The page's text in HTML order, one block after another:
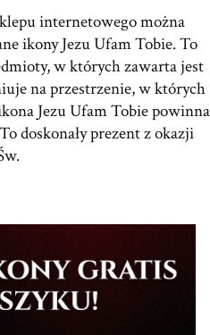
internetowego można
ikony Jezu Ufam Tobie. To
w których zawarta jest
na przestrzenie, w których
Jezu Ufam Tobie powinna
doskonały prezent z okazji